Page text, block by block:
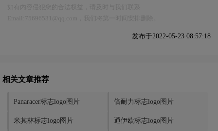
发布于2022-05-23 08:57:18
相关文章推荐
Panaracer标志logo图片 倍耐力标志logo图片
米其林标志logo图片 通伊欧标志logo图片